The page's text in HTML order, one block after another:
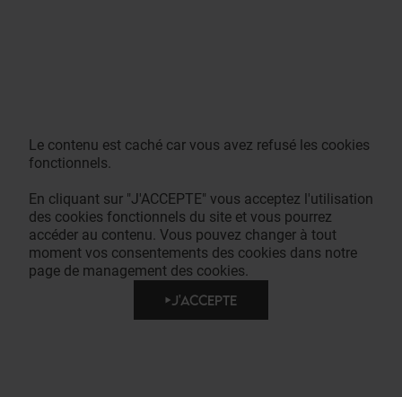
Le contenu est caché car vous avez refusé les cookies
fonctionnels.
En cliquant sur "J'ACCEPTE" vous acceptez l'utilisation
des cookies fonctionnels du site et vous pourrez
accéder au contenu. Vous pouvez changer à tout
moment vos consentements des cookies dans notre
page de management des cookies.
J'ACCEPTE